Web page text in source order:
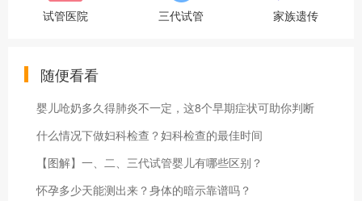
试管医院 三代试管 家族遗传
随便看看
婴儿呛奶多久得肺炎不一定，这8个早期症状可助你判断
什么情况下做妇科检查？妇科检查的最佳时间
【图解】一、二、三代试管婴儿有哪些区别？
怀孕多少天能测出来？身体的暗示靠谱吗？